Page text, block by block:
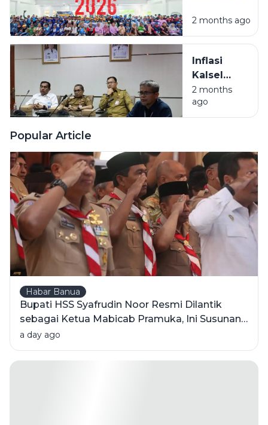
Ditengah
Efesiensi
2 months ago
Inflasi
Kalsel
Masih
Terkendali,
Beras Jadi
2 months
ago
Popular Article
Habar Banua
Bupati HSS Syafrudin Noor Resmi Dilantik
sebagai Ketua Mabicab Pramuka, Ini Susunan
Pengurus 2025-2030
a day ago